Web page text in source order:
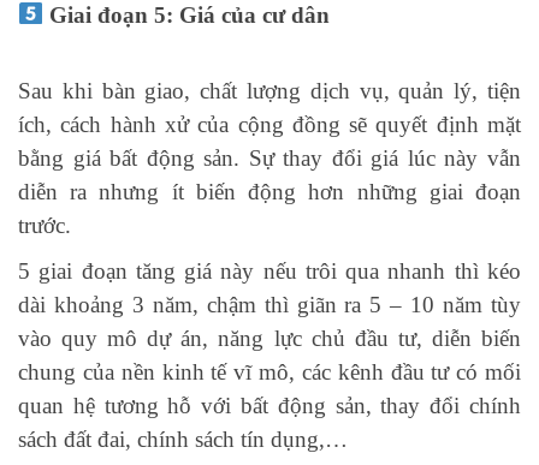
Giai đoạn 5: Giá của cư dân
Sau khi bàn giao, chất lượng dịch vụ, quản lý, tiện
ích, cách hành xử của cộng đồng sẽ quyết định mặt
bằng giá bất động sản. Sự thay đổi giá lúc này vẫn
diễn ra nhưng ít biến động hơn những giai đoạn
trước.
5 giai đoạn tăng giá này nếu trôi qua nhanh thì kéo
dài khoảng 3 năm, chậm thì giãn ra 5 – 10 năm tùy
vào quy mô dự án, năng lực chủ đầu tư, diễn biến
chung của nền kinh tế vĩ mô, các kênh đầu tư có mối
quan hệ tương hỗ với bất động sản, thay đổi chính
sách đất đai, chính sách tín dụng,…